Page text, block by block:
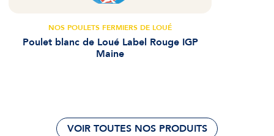
NOS POULETS FERMIERS DE LOUÉ
Poulet blanc de Loué Label Rouge IGP
Maine
VOIR TOUTES NOS PRODUITS